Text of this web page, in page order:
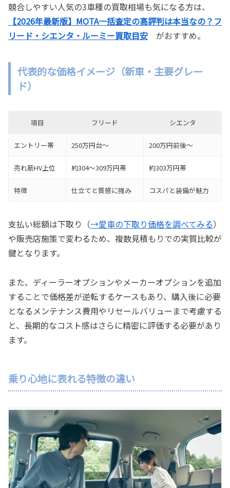
競合しやすい人気の3車種の買取相場も気になる方は、
【2026年最新版】MOTA一括査定の高評判は本当なの？フ
リード・シエンタ・ルーミー買取目安 がおすすめ。
代表的な価格イメージ（新車・主要グレー
ド）
項目 フリード シエンタ
エントリー帯 250万円台〜 200万円前後〜
売れ筋HV上位 約304〜309万円帯 約303万円帯
特徴 仕立てと質感に強み コスパと装備が魅力
支払い総額は下取り（→愛車の下取り価格を調べてみる）
や販売店施策で変わるため、複数見積もりでの実質比較が
鍵となります。
また、ディーラーオプションやメーカーオプションを追加
することで価格差が逆転するケースもあり、購入後に必要
となるメンテナンス費用やリセールバリューまで考慮する
と、長期的なコスト感はさらに精密に評価する必要があり
ます。
乗り心地に表れる特徴の違い